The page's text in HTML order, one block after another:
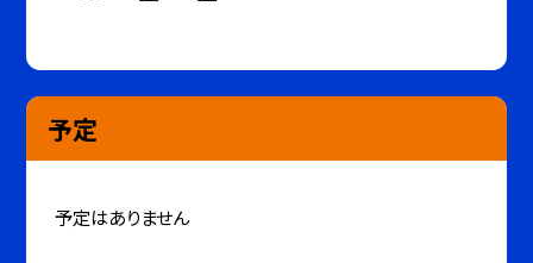
予定
予定はありません